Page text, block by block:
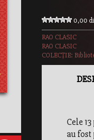
0,00
RAO CLASIC
RAO CLASIC
COLECȚIE:
Cele
au